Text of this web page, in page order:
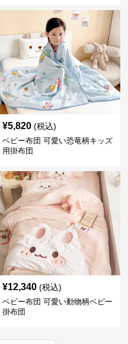
¥5,820 (税込)
ベビー布団 可愛い恐竜柄キッズ
用掛布団
¥12,340 (税込)
ベビー布団 可愛い動物柄ベビー
掛布団